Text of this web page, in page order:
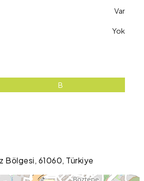
Var
Yok
B
Bölgesi, 61060, Türkiye